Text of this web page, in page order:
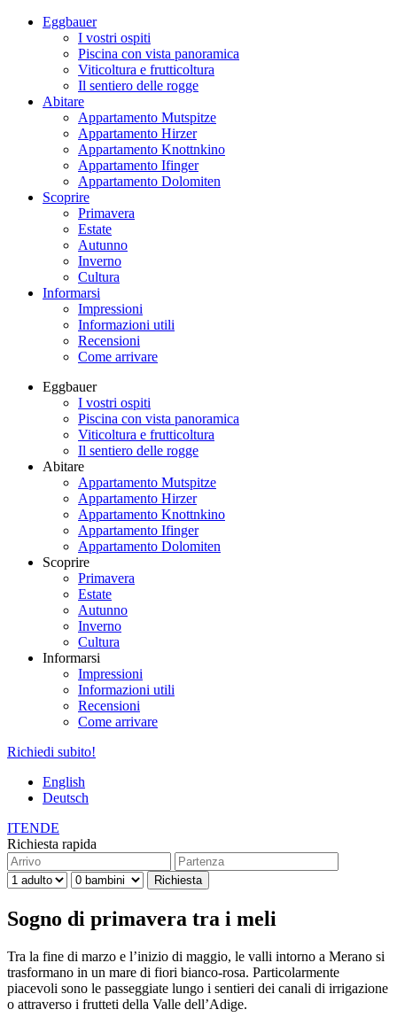
Eggbauer
I vostri ospiti
Piscina con vista panoramica
Viticoltura e frutticoltura
Il sentiero delle rogge
Abitare
Appartamento Mutspitze
Appartamento Hirzer
Appartamento Knottnkino
Appartamento Ifinger
Appartamento Dolomiten
Scoprire
Primavera
Estate
Autunno
Inverno
Cultura
Informarsi
Impressioni
Informazioni utili
Recensioni
Come arrivare
Eggbauer
I vostri ospiti
Piscina con vista panoramica
Viticoltura e frutticoltura
Il sentiero delle rogge
Abitare
Appartamento Mutspitze
Appartamento Hirzer
Appartamento Knottnkino
Appartamento Ifinger
Appartamento Dolomiten
Scoprire
Primavera
Estate
Autunno
Inverno
Cultura
Informarsi
Impressioni
Informazioni utili
Recensioni
Come arrivare
Richiedi subito!
English
Deutsch
ITENDE
Richiesta rapida
Sogno di primavera tra i meli
Tra la fine di marzo e l’inizio di maggio, le valli intorno a Merano si
trasformano in un mare di fiori bianco-rosa. Particolarmente
piacevoli sono le passeggiate lungo i sentieri dei canali di irrigazione
o attraverso i frutteti della Valle dell’Adige.